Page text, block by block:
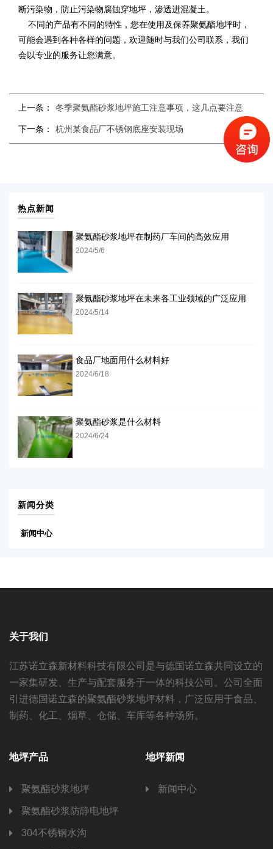
断污染物，防止污染物腐蚀穿地坪，渗透进混凝土。
不同的产品有不同的特性，您在使用及保养聚氨酯地坪时，
可能会遇到各种各样的问题，欢迎随时与我们公司联系，我们
会以专业的服务让您满意。
上一条： 冬季聚氨酯砂浆地坪施工注意事项，这几点要注意
下一条： 杭州某食品厂不锈钢底座安装现场
热点新闻
聚氨酯砂浆地坪在制药厂车间的高效应用
2024/5/6
聚氨酯砂浆地坪在未来各工业领域的广泛应用
2024/5/14
食品厂地面用什么材料好
2024/6/18
聚氨酯砂浆是什么材料
2024/6/24
新闻分类
新闻中心
关于我们
江苏诺立森新材料科技有限公司是与德国诺立森共同设立的
一家集研发、生产与配套服务于一体的科技公司。公司全面
引进德国诺立森的聚氨酯砂浆地坪材料，广泛应用于食品、
制药、化工、烟草、仓储、车库等各种场所。
地坪产品
聚氨酯砂浆地坪
聚氨酯砂浆防静电地坪
304不锈钢水沟
地坪新闻
新闻中心